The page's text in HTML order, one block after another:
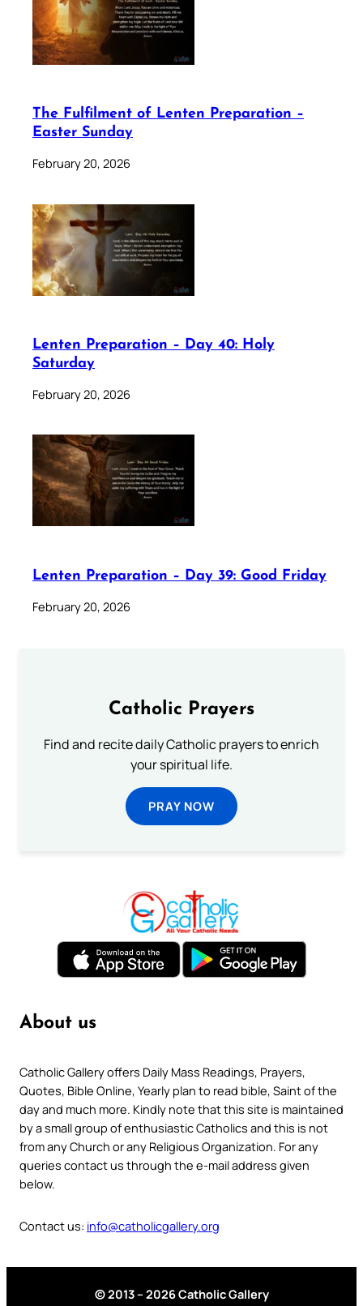
The Fulfilment of Lenten Preparation –
Easter Sunday
February 20, 2026
Lenten Preparation – Day 40: Holy
Saturday
February 20, 2026
Lenten Preparation – Day 39: Good Friday
February 20, 2026
Catholic Prayers
Find and recite daily Catholic prayers to enrich
your spiritual life.
PRAY NOW
About us
Catholic Gallery offers Daily Mass Readings, Prayers,
Quotes, Bible Online, Yearly plan to read bible, Saint of the
day and much more. Kindly note that this site is maintained
by a small group of enthusiastic Catholics and this is not
from any Church or any Religious Organization. For any
queries contact us through the e-mail address given
below.
Contact us: info@catholicgallery.org
© 2013 – 2026 Catholic Gallery